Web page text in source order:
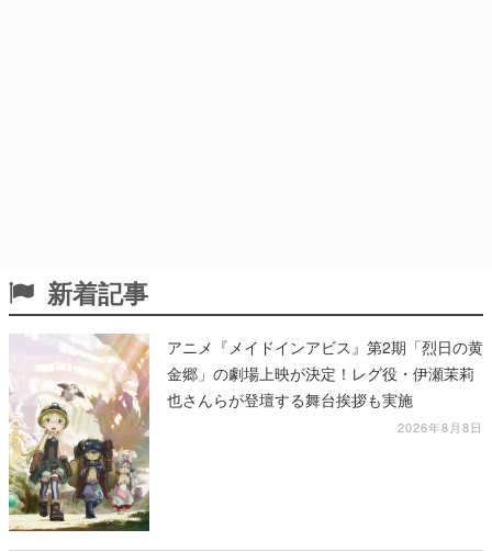
新着記事
アニメ『メイドインアビス』第2期「烈日の黄
金郷」の劇場上映が決定！レグ役・伊瀬茉莉
也さんらが登壇する舞台挨拶も実施
2026年8月8日